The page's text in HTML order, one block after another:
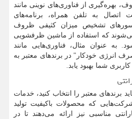
بهره‌گیری از فناوری‌های نوینی مانند
اتصال به تلفن همراه، برنامه‌های
تشخیص میزان کثیفی ظروف
که استفاده از ماشین ظرفشویی
به عنوان مثال، فناوری‌هایی مانند
خودکار" در برندهای معتبر به
شما بهبود یابد.
برندهای معتبر را انتخاب کنید، خدمات
که محصولات باکیفیت تولید
مناسبی نیز ارائه می‌دهند تا در